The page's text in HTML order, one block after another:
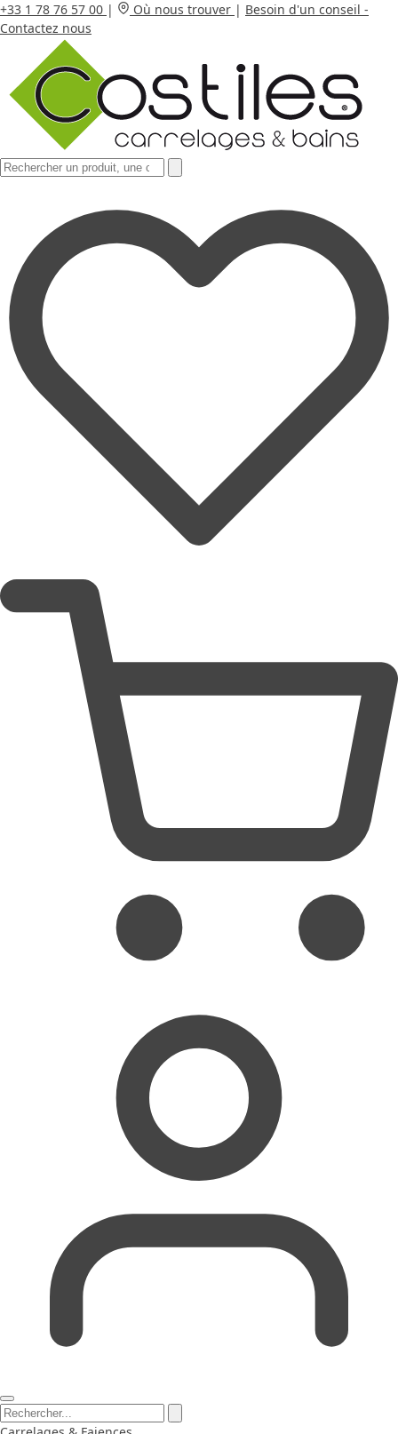
+33 1 78 76 57 00 | Où nous trouver | Besoin d'un conseil -
Contactez nous